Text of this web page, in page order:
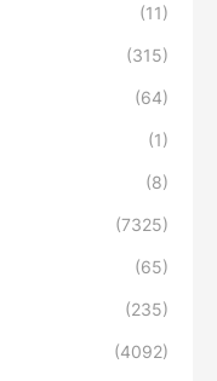
(11)
(315)
(64)
(1)
(8)
(7325)
(65)
(235)
(4092)